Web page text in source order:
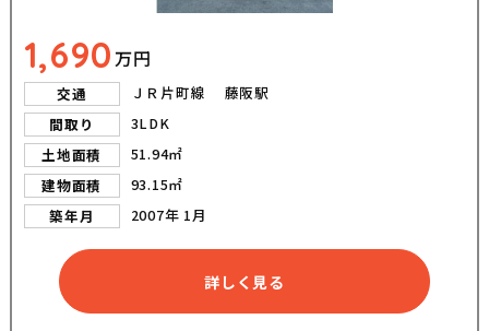
1,690万円
交通
ＪＲ片町線 藤阪駅
間取り
3LDK
土地面積
51.94㎡
建物面積
93.15㎡
築年月
2007年 1月
詳しく見る